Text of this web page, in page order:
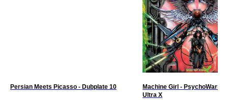
Persian Meets Picasso - Dubplate 10
Machine Girl -
Ultra X